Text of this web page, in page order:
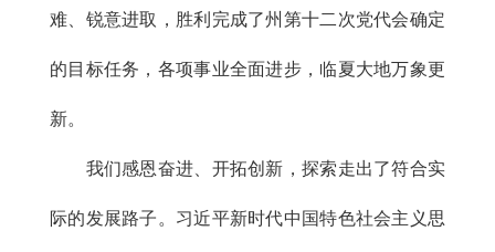
难、锐意进取，胜利完成了州第十二次党代会确定
的目标任务，各项事业全面进步，临夏大地万象更
新。
我们感恩奋进、开拓创新，探索走出了符合实
际的发展路子。习近平新时代中国特色社会主义思